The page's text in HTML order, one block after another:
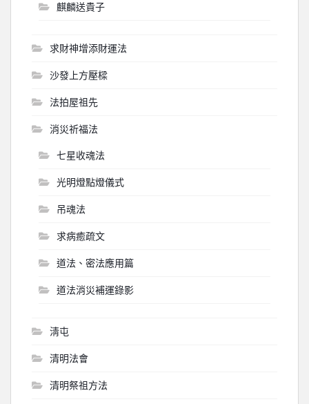
麒麟送貴子
求財神增添財運法
沙發上方壓樑
法拍屋祖先
消災祈福法
七星收魂法
光明燈點燈儀式
吊魂法
求病癒疏文
道法、密法應用篇
道法消災補運錄影
淸屯
清明法會
清明祭祖方法